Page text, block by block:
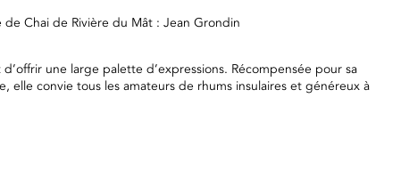
Chai de Rivière du Mât : Jean Grondin
une large palette d’expressions. Récompensée pour sa
elle convie tous les amateurs de rhums insulaires et généreux à